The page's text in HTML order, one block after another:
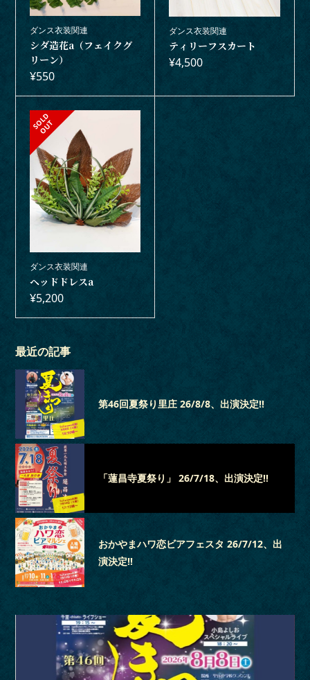
ダンス衣装関連
シダ造花a（フェイクグ
リーン）
¥550
ダンス衣装関連
ティリーフスカート
¥4,500
S
O
L
D
O
U
T
ダンス衣装関連
ヘッドドレスa
¥5,200
最近の記事
第46回夏祭り里庄 26/8/8、出演決定‼
「蓮昌寺夏祭り」 26/7/18、出演決定‼
おかやまハワ恋ビアフェスタ 26/7/12、出
演決定‼